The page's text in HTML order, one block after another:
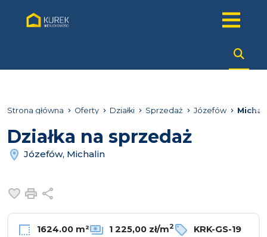
Strona główna Oferty Działki Sprzedaż Józefów
Działka na sprzedaż
Józefów, Michalin
Dodaj do ulubionych
Drukuj
1624.00 m² 1 225,00 zł/m2
KRK-GS-19